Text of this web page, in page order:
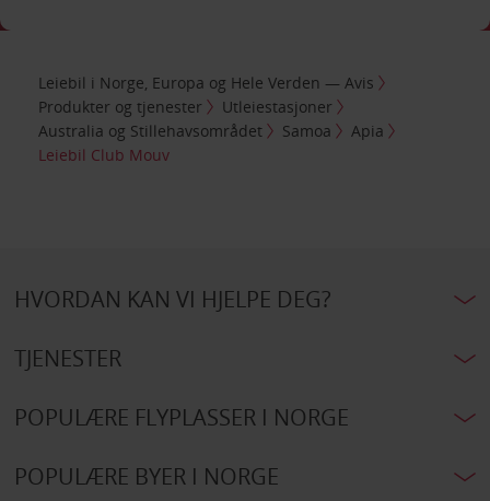
Leiebil i Norge, Europa og Hele Verden — Avis
Produkter og tjenester
Utleiestasjoner
Australia og Stillehavsområdet
Samoa
Apia
Leiebil Club Mouv
HVORDAN KAN VI HJELPE DEG?
TJENESTER
POPULÆRE FLYPLASSER I NORGE
POPULÆRE BYER I NORGE